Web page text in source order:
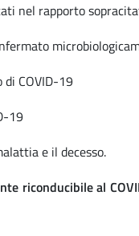
nel rapporto
di COVID-19
19
e il decesso.
riconducibile al